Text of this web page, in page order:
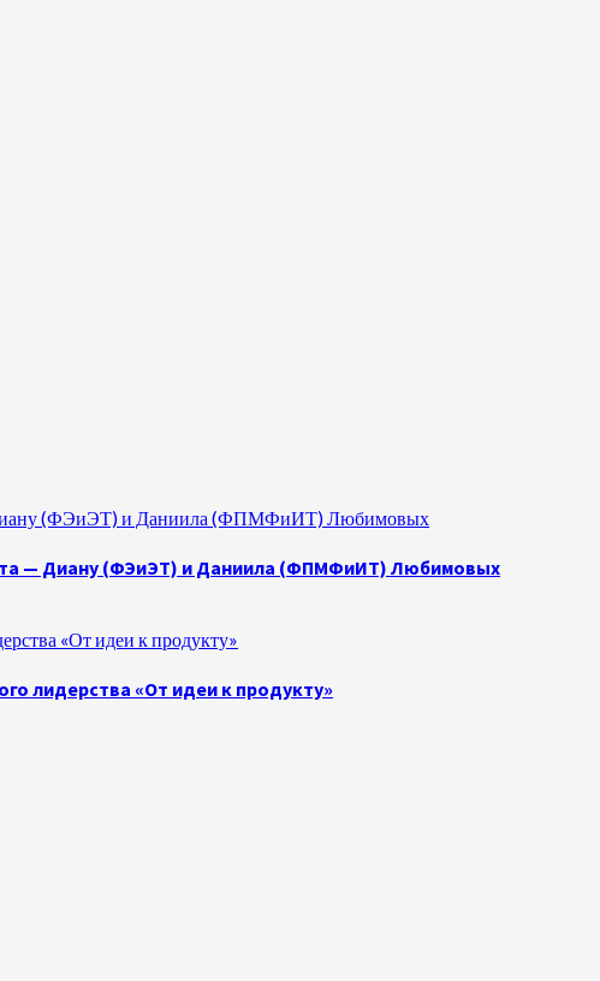
Диану (ФЭиЭТ) и Даниила (ФПМФиИТ) Любимовых
— Диану (ФЭиЭТ) и Даниила (ФПМФиИТ) Любимовых
«От идеи к продукту»
лидерства «От идеи к продукту»